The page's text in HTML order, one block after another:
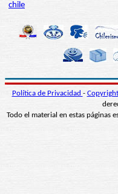
chile
Política de Privacidad - Copyright
Todo el material en estas páginas